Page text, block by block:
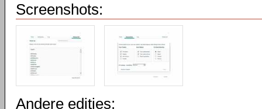
Screenshots:
Andere edities: